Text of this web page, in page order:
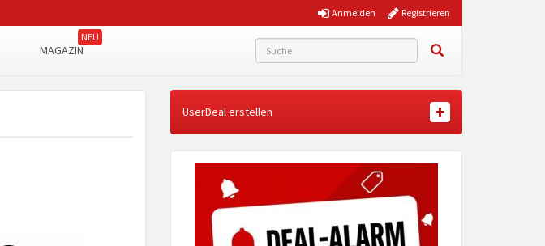
Registrieren
Anmelden
MAGAZIN
UserDeal erstellen